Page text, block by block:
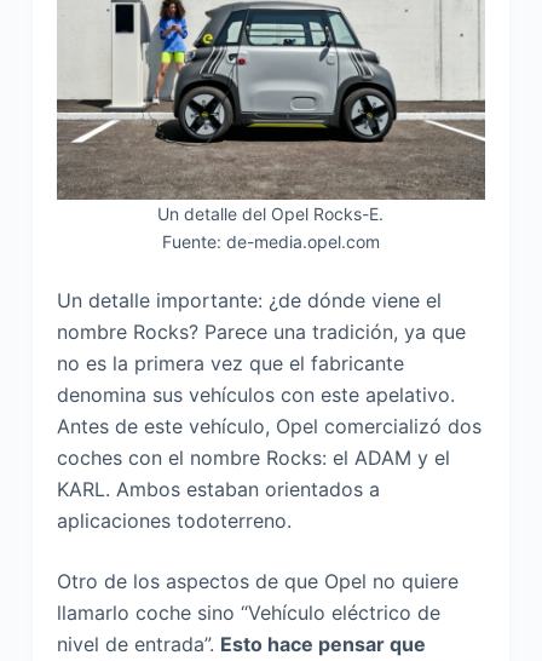
Un detalle del Opel Rocks-E.
Fuente: de-media.opel.com
Un detalle importante: ¿de dónde viene el
nombre Rocks? Parece una tradición, ya que
no es la primera vez que el fabricante
denomina sus vehículos con este apelativo.
Antes de este vehículo, Opel comercializó dos
coches con el nombre Rocks: el ADAM y el
KARL. Ambos estaban orientados a
aplicaciones todoterreno.
Otro de los aspectos de que Opel no quiere
llamarlo coche sino “Vehículo eléctrico de
nivel de entrada”. Esto hace pensar que